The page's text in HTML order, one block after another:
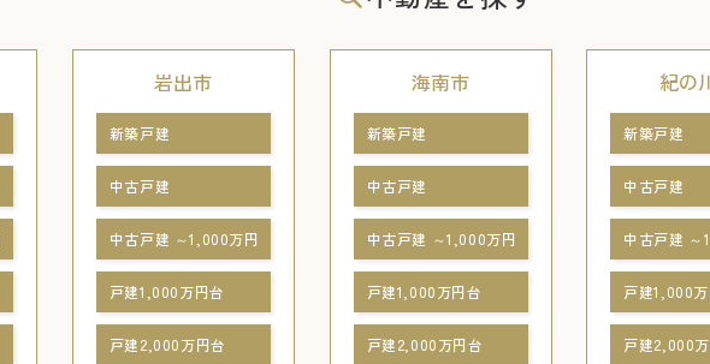
岩出市
新築戸建
中古戸建
中古戸建 ～1,000万円
戸建1,000万円台
戸建2,000万円台
海南市
新築戸建
中古戸建
中古戸建 ～1,000万円
戸建1,000万円台
戸建2,000万円台
紀の
新築戸建
中古戸建
中古戸建 ～
戸建1,000
戸建2,000